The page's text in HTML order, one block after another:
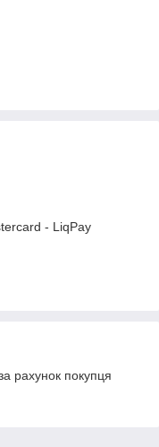
- LiqPay
рахунок покупця